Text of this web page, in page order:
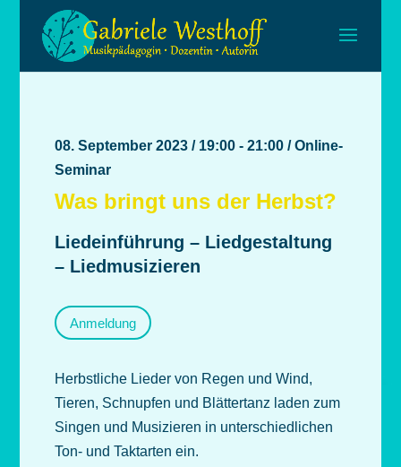
08. September 2023 / 19:00 - 21:00 / Online-
Seminar
Was bringt uns der Herbst?
Liedeinführung – Liedgestaltung
– Liedmusizieren
Anmeldung
Herbstliche Lieder von Regen und Wind,
Tieren, Schnupfen und Blättertanz laden zum
Singen und Musizieren in unterschiedlichen
Ton- und Taktarten ein.